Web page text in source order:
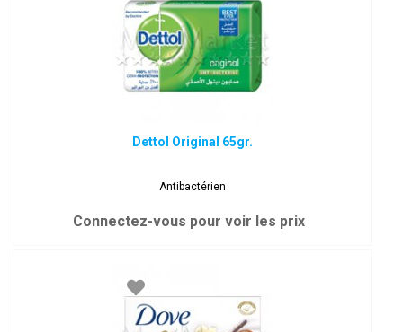
Dettol Original 65gr.
Antibactérien
Connectez-vous pour voir les prix